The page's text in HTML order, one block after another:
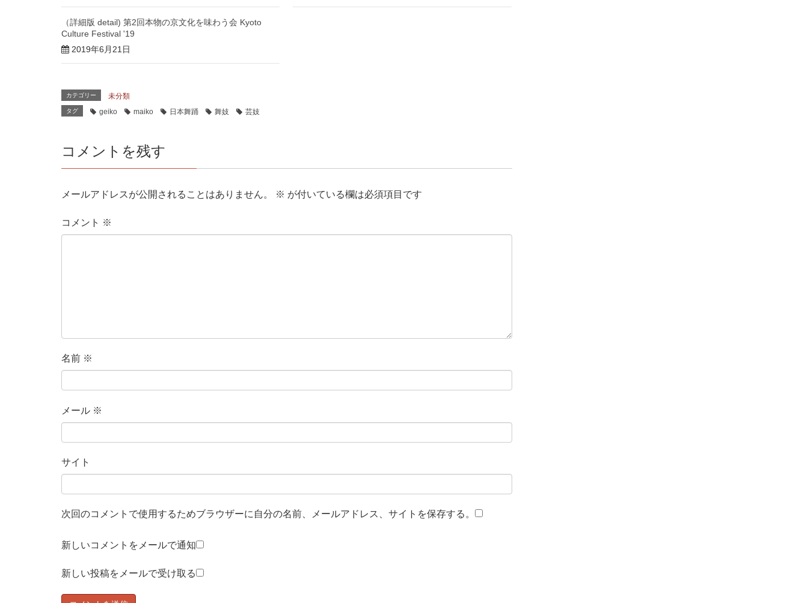
開
ま
す
)
新
い
ウ
ィ
ン
ド
で
ま
)
開
き
ま
す
（詳細版 detail) 第2回本物の京文化を味わう会 Kyoto
Culture Festival '19
2019年6月21日
カテゴリー 未分類
タグ geiko maiko 日本舞踊 舞妓 芸妓
コメントを残す
メールアドレスが公開されることはありません。 ※ が付いている欄は必須項目です
コメント ※
名前 ※
メール ※
サイト
次回のコメントで使用するためブラウザーに自分の名前、メールアドレス、サイトを保存する。
新しいコメントをメールで通知
新しい投稿をメールで受け取る